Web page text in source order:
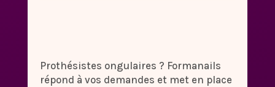
Prothésistes ongulaires ? Formanails
répond à vos demandes et met en place